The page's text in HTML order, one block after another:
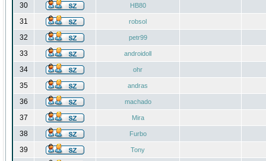
30 HB80
31 robsol
32 petr99
33 androidoll
34 ohr
35 andras
36 machado
37 Mira
38 Furbo
39 Tony